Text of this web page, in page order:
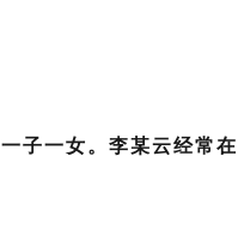
子一女。 李某云经常在